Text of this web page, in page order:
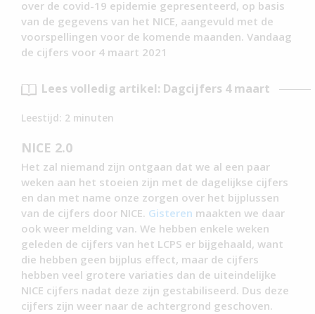
over de covid-19 epidemie gepresenteerd, op basis
van de gegevens van het NICE, aangevuld met de
voorspellingen voor de komende maanden. Vandaag
de cijfers voor 4 maart 2021
Lees volledig artikel: Dagcijfers 4 maart
Leestijd: 2 minuten
NICE 2.0
Het zal niemand zijn ontgaan dat we al een paar
weken aan het stoeien zijn met de dagelijkse cijfers
en dan met name onze zorgen over het bijplussen
van de cijfers door NICE. Gisteren maakten we daar
ook weer melding van. We hebben enkele weken
geleden de cijfers van het LCPS er bijgehaald, want
die hebben geen bijplus effect, maar de cijfers
hebben veel grotere variaties dan de uiteindelijke
NICE cijfers nadat deze zijn gestabiliseerd. Dus deze
cijfers zijn weer naar de achtergrond geschoven.